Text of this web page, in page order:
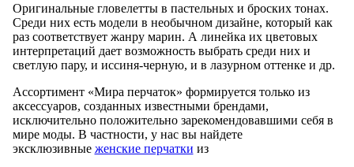
Оригинальные гловелетты в пастельных и броских тонах.
Среди них есть модели в необычном дизайне, который как
раз соответствует жанру марин. А линейка их цветовых
интерпретаций дает возможность выбрать среди них и
светлую пару, и иссиня-черную, и в лазурном оттенке и др.
Ассортимент «Мира перчаток» формируется только из
аксессуаров, созданных известными брендами,
исключительно положительно зарекомендовавшими себя в
мире моды. В частности, у нас вы найдете
эксклюзивные женские перчатки из